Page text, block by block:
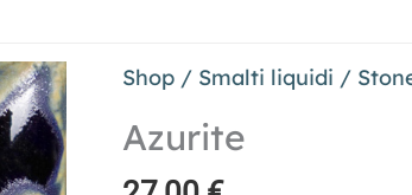
Shop / Smalti liquidi /
Azurite